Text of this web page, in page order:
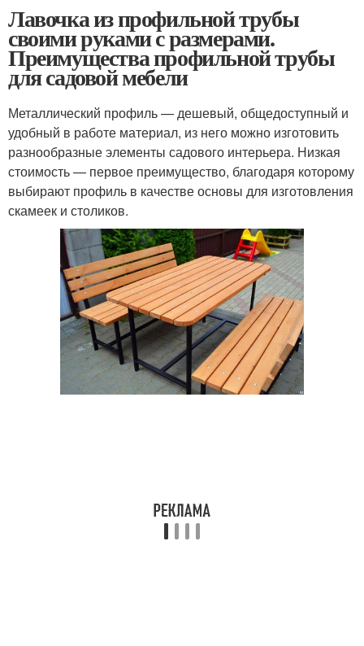
Лавочка из профильной трубы
своими руками с размерами.
Преимущества профильной трубы
для садовой мебели
Металлический профиль — дешевый, общедоступный и
удобный в работе материал, из него можно изготовить
разнообразные элементы садового интерьера. Низкая
стоимость — первое преимущество, благодаря которому
выбирают профиль в качестве основы для изготовления
скамеек и столиков.